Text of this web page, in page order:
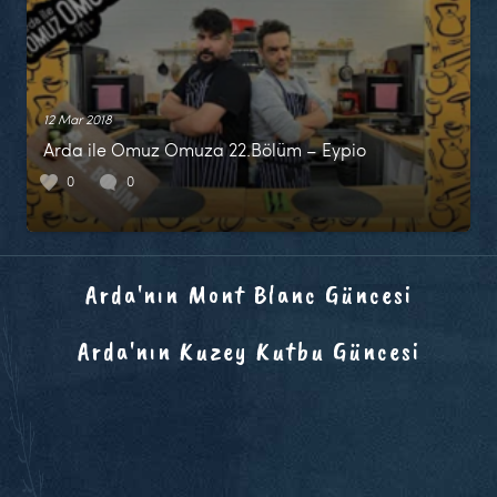
12 Mar 2018
Arda ile Omuz Omuza 22.Bölüm – Eypio
0 0
Arda'nın Mont Blanc Güncesi
Arda'nın Kuzey Kutbu Güncesi